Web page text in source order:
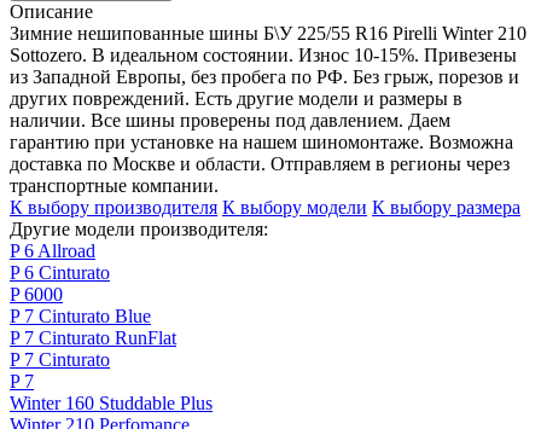
Описание
Зимние нешипованные шины Б\У 225/55 R16 Pirelli Winter 210
Sottozero. В идеальном состоянии. Износ 10-15%. Привезены
из Западной Европы, без пробега по РФ. Без грыж, порезов и
других повреждений. Есть другие модели и размеры в
наличии. Все шины проверены под давлением. Даем
гарантию при установке на нашем шиномонтаже. Возможна
доставка по Москве и области. Отправляем в регионы через
транспортные компании.
К выбору производителя К выбору модели К выбору размера
Другие модели производителя:
P 6 Allroad
P 6 Cinturato
P 6000
P 7 Cinturato Blue
P 7 Cinturato RunFlat
P 7 Cinturato
P 7
Winter 160 Studdable Plus
Winter 210 Perfomance